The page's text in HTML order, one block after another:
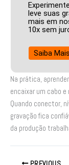
leve suas
mais em
10x sem
Saiba Mais
Na prática,
encaixar um cabo
Quando conector,
gravação fica
da produção